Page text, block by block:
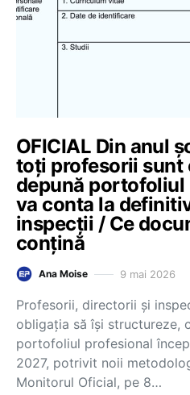
OFICIAL Din anul
toți profesorii sunt
depună portofoliul
va conta la
inspecții / Ce
conțină
Ana Moise 9 mai 2026
Profesorii, directorii și
obligația să își structureze,
portofoliul profesional
2027, potrivit noii
Monitorul Oficial, pe 8…